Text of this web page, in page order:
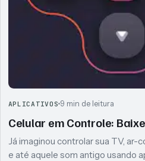
APLICATIVOS 9 min de leitura
Celular em Controle:
Já imaginou controlar sua TV, ar-
e até aquele som antigo usando